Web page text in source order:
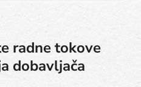
radne tokove
dobavljača